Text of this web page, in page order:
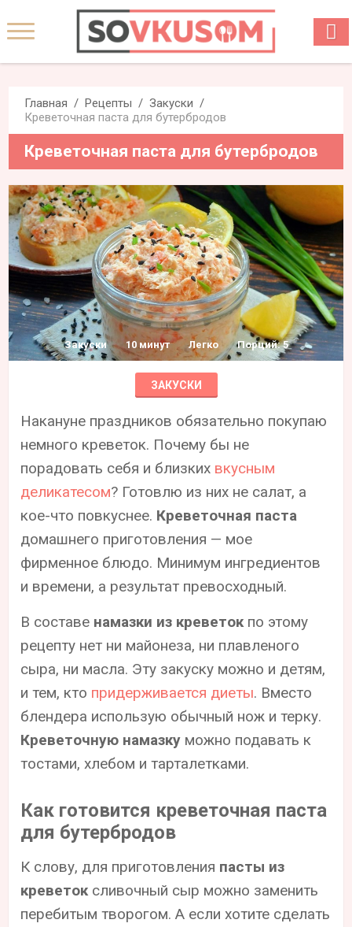
Главная Рецепты
Закуски
Креветочная паста для бутербродов
Креветочная паста для бутербродов
Закуски 10 минут Легко Порций: 5
ЗАКУСКИ
Накануне праздников обязательно покупаю
немного креветок. Почему бы не
порадовать себя и близких вкусным
деликатесом? Готовлю из них не салат, а
кое-что повкуснее. Креветочная паста
домашнего приготовления — мое
фирменное блюдо. Минимум ингредиентов
и времени, а результат превосходный.
В составе намазки из креветокпо этому
рецепту нет ни майонеза, ни плавленого
сыра, ни масла. Эту закуску можно и детям,
и тем, кто придерживается диеты. Вместо
блендера использую обычный нож и терку.
Креветочную намазку можно подавать к
тостами, хлебом и тарталетками.
Как готовится креветочная паста
для бутербродов
К слову, для приготовления пасты из
креветоксливочный сыр можно заменить
перебитым творогом. А если хотите сделать